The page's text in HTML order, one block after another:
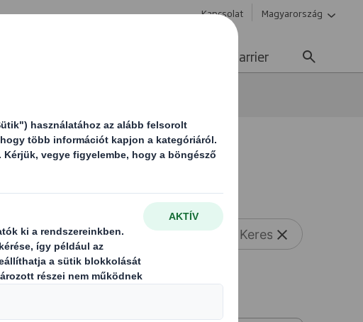
Kapcsolat Magyarország
Karrier
Visszaállítás